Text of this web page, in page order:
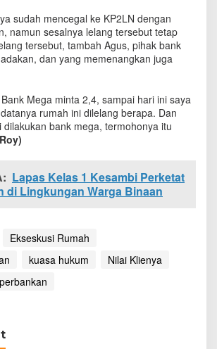
y
a
K
o
n
K
e
j
h
a
t
P
e
a
sudah mencegal ke KP2LN dengan
namun sesalnya lelang tersebut tetap
tersebut, tambah Agus, pihak bank
dan yang memenangkan juga
Mega minta 2,4, sampai hari ini saya
rumah ini dilelang berapa. Dan
dilakukan bank mega, termohonya itu
Lapas Kelas 1 Kesambi Perketat
di Lingkungan Warga Binaan
Ekseskusi Rumah
kuasa hukum
Nilai Klienya
perbankan